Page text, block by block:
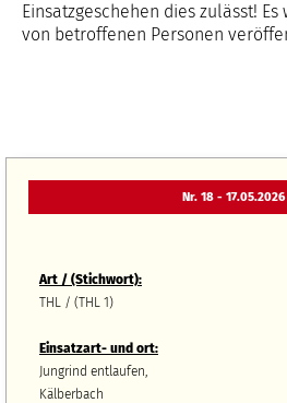
Einsatzgeschehen dies zulässt!
von betroffenen Personen
Nr. 18 - 17.05.2026
Art / (Stichwort):
THL / (THL 1)
Einsatzart- und ort:
Jungrind entlaufen,
Kälberbach